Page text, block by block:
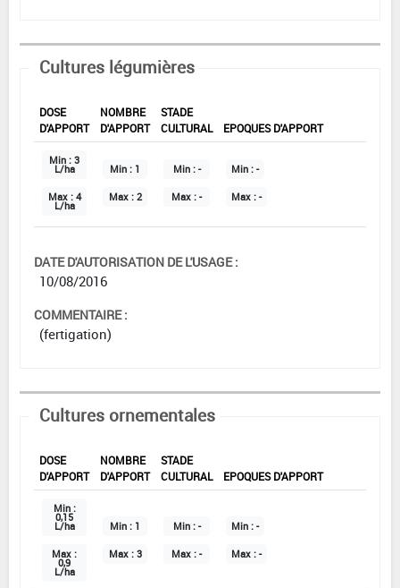
Cultures légumières
DOSE
D'APPORT
NOMBRE
D'APPORT
STADE
CULTURAL
EPOQUES D'APPORT
Min : 3
L/ha
Max : 4
L/ha
Min : 1
Max : 2
Min : -
Max : -
Min : -
Max : -
DATE D'AUTORISATION DE L'USAGE :
10/08/2016
COMMENTAIRE :
(fertigation)
Cultures ornementales
DOSE
D'APPORT
NOMBRE
D'APPORT
STADE
CULTURAL
EPOQUES D'APPORT
Min :
0,15
L/ha
Max :
0,9
L/ha
Min : 1
Max : 3
Min : -
Max : -
Min : -
Max : -